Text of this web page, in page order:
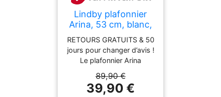
Lindby plafonnier
Arina, 53 cm, blanc,
à 3 lampes, E14
Arina Lindby,
dimmable, blanc,
Chambre à coucher,
Métal, Moderne,
Spot
RETOURS GRATUITS & 50
jours pour changer d’avis !
Le plafonnier Arina
formes contemporain et
esthétique et combine le
89,90 €
39,90 €